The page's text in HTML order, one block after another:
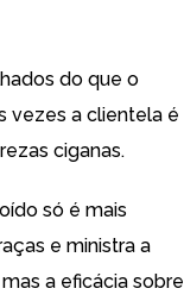
do que o
vezes a clientela é
ciganas.
só é mais
e ministra a
a eficácia sobre